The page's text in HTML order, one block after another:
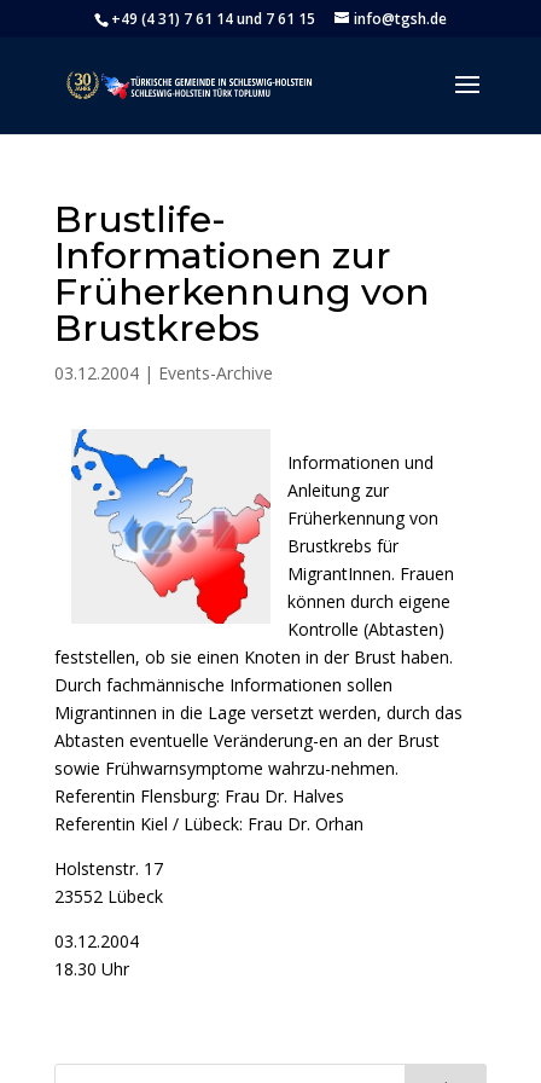
+49 (4 31) 7 61 14 und 7 61 15 info@tgsh.de
Brustlife-
Informationen zur
Früherkennung von
Brustkrebs
03.12.2004| Events-Archive
Informationen und
Anleitung zur
Früherkennung von
Brustkrebs für
MigrantInnen. Frauen
können durch eigene
Kontrolle (Abtasten)
feststellen, ob sie einen Knoten in der Brust haben.
Durch fachmännische Informationen sollen
Migrantinnen in die Lage versetzt werden, durch das
Abtasten eventuelle Veränderung-en an der Brust
sowie Frühwarnsymptome wahrzu-nehmen.
Referentin Flensburg: Frau Dr. Halves
Referentin Kiel / Lübeck: Frau Dr. Orhan
Holstenstr. 17
23552 Lübeck
03.12.2004
18.30 Uhr